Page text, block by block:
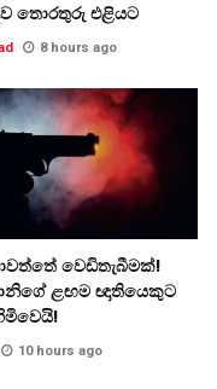
තොරතුරු එළියට
8 hours ago
වෙඩිතැබීමක්!
ළඟම ඥාතියෙකුට
10 hours ago